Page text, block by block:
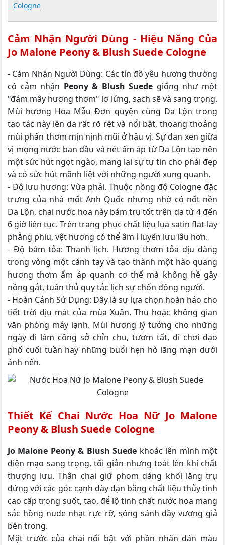
Cologne
Cảm Nhận Người Dùng - Hiệu Năng Của
Jo Malone Peony & Blush Suede Cologne
- Cảm Nhận Người Dùng: Các tín đồ yêu hương thường
có cảm nhận Peony & Blush Suede giống như một
"đám mây hương thơm" lơ lửng, sạch sẽ và sang trọng.
Mùi hương Hoa Mẫu Đơn quyện cùng Da Lộn trong
tạo tác này lên da rất rõ rệt và nổi bật, thoang thoảng
mùi phấn thơm mịn nịnh mũi ở hậu vị. Sự đan xen giữa
vị mọng nước ban đầu và nét ấm áp từ Da Lộn tạo nên
một sức hút ngọt ngào, mang lại sự tự tin cho phái đẹp
và có sức hút mãnh liệt với những người xung quanh.
- Độ lưu hương: Vừa phải. Thuộc nồng độ Cologne đặc
trưng của nhà mốt Anh Quốc nhưng nhờ có nốt nền
Da Lộn, chai nước hoa này bám trụ tốt trên da từ 4 đến
6 giờ liên tục. Trên trang phục chất liệu lụa satin flat-lay
phẳng phiu, vệt hương có thể âm ỉ luyến lưu lâu hơn.
- Độ bám tỏa: Thanh lịch. Hương thơm tỏa dịu dàng
trong vòng một cánh tay và tạo thành một hào quang
hương thơm ấm áp quanh cơ thể mà không hề gây
nồng gắt, tuân thủ quy tắc lịch sự chốn đông người.
- Hoàn Cảnh Sử Dụng: Đây là sự lựa chọn hoàn hảo cho
tiết trời dịu mát của mùa Xuân, Thu hoặc không gian
văn phòng máy lạnh. Mùi hương lý tưởng cho những
ngày đi làm công sở chỉn chu, tươm tất, đi chơi dạo
phố cuối tuần hay những buổi hẹn hò lãng mạn dưới
ánh nến.
Thiết Kế Chai Nước Hoa Nữ Jo Malone
Peony & Blush Suede Cologne
Jo Malone Peony & Blush Suede khoác lên mình một
diện mạo sang trọng, tối giản nhưng toát lên khí chất
thượng lưu. Thân chai giữ phom dáng khối lăng trụ
đứng với các góc cạnh dày dặn bằng chất liệu thủy tinh
cao cấp trong suốt, tạo, để lộ tinh chất nước hoa mang
sắc hồng nude nhạt rực rỡ, sóng sánh đầy vương giả
bên trong.
Mặt trước của chai nổi bật với phần nhãn dán màu